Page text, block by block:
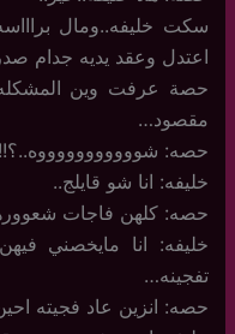
سكت خليفه..ومال
اعتدل وعقد يديه جدام
حصة عرفت وين
مقصود…
حصه:
خليفه: انا شو قايلج..
حصه: كلهن فاجات
خليفه: انا مايخصني
تفجينه…
حصه: انزين عاد فجيته